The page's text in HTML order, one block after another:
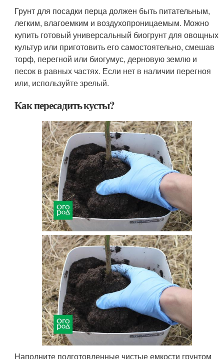
Грунт для посадки перца должен быть питательным,
легким, влагоемким и воздухопроницаемым. Можно
купить готовый универсальный биогрунт для овощных
культур или приготовить его самостоятельно, смешав
торф, перегной или биогумус, дерновую землю и
песок в равных частях. Если нет в наличии перегноя
или, используйте зрелый.
Как пересадить кусты?
Наполните подготовленные чистые емкости грунтом